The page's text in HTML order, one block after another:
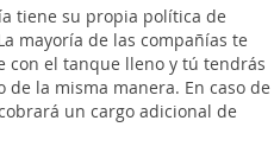
tiene su propia política de
mayoría de las compañías te
con el tanque lleno y tú tendrás
de la misma manera. En caso de
un cargo adicional de